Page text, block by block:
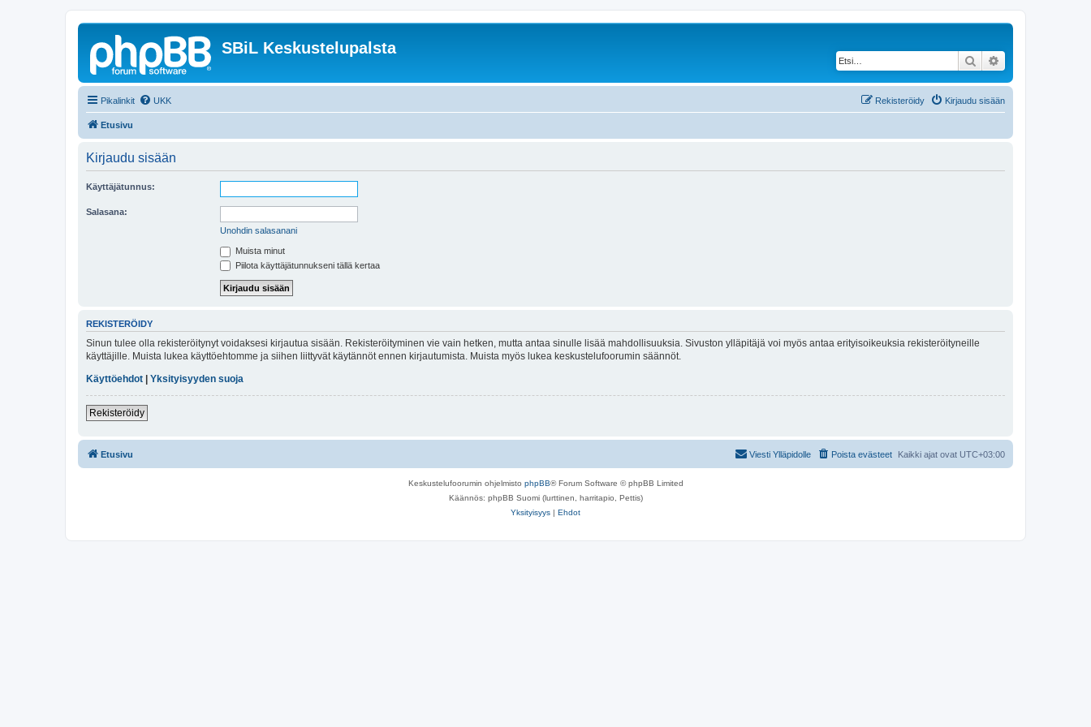
SBiL Keskustelupalsta
Etsi
Pikalinkit UKK Kirjaudu sisään
Rekisteröidy
Etusivu
Kirjaudu sisään
Käyttäjätunnus:
Salasana:
Unohdin salasanani
Muista minut
Piilota käyttäjätunnukseni tällä kertaa
REKISTERÖIDY
Sinun tulee olla rekisteröitynyt voidaksesi kirjautua sisään. Rekisteröityminen vie vain hetken, mutta antaa sinulle lisää mahdollisuuksia. Sivuston ylläpitäjä voi myös antaa erityisoikeuksia rekisteröityneille
käyttäjille. Muista lukea käyttöehtomme ja siihen liittyvät käytännöt ennen kirjautumista. Muista myös lukea keskustelufoorumin säännöt.
Käyttöehdot | Yksityisyyden suoja
Rekisteröidy
Etusivu Kaikki ajat ovat UTC+03:00
Poista evästeet
Viesti Ylläpidolle
Keskustelufoorumin ohjelmisto phpBB® Forum Software © phpBB Limited
Käännös: phpBB Suomi (lurttinen, harritapio, Pettis)
Yksityisyys | Ehdot